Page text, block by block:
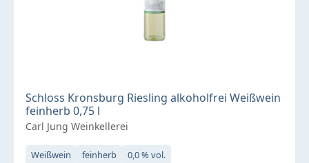
Schloss Kronsburg Riesling alkoholfrei Weißwein
feinherb 0,75 l
Carl Jung Weinkellerei
Weißwein feinherb 0,0 % vol.